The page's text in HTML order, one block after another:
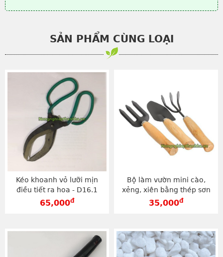
SẢN PHẨM CÙNG LOẠI
Kéo khoanh vỏ lưỡi mịn
điều tiết ra hoa - D16.1
65,000đ
Bộ làm vườn mini cào,
xẻng, xiên bằng thép sơn
tĩnh điện - D17
35,000đ